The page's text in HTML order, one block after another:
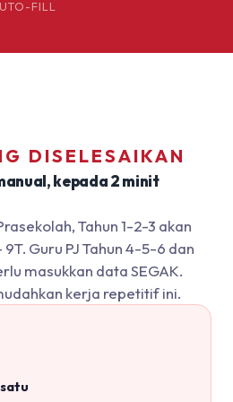
FILL
DISELESAIKAN
kepada 2 minit
Tahun 1-2-3 akan
Guru PJ Tahun 4-5-6 dan
masukkan data SEGAK.
kerja repetitif ini.